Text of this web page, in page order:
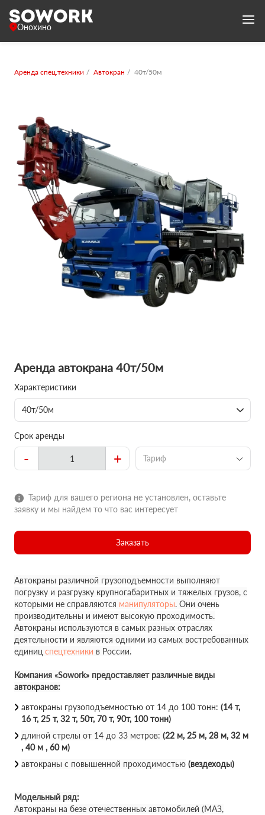
Онохино
Аренда спец.техники Автокран 40т/50м
Аренда автокрана 40т/50м
Характеристики
40т/50м
Срок аренды
- + Тариф
Тариф для вашего региона не установлен, оставьте
заявку и мы найдем то что вас интересует
Заказать
Автокраны различной грузоподъемности выполняют
погрузку и разгрузку крупногабаритных и тяжелых грузов, с
которыми не справляются манипуляторы. Они очень
производительны и имеют высокую проходимость.
Автокраны используются в самых разных отраслях
деятельности и являются одними из самых востребованных
единиц спецтехники в России.
Компания «Sowork» предоставляет различные виды
автокранов:
автокраны грузоподъемностью от 14 до 100 тонн: (14 т,
16 т, 25 т, 32 т, 50т, 70 т, 90т, 100 тонн)
длиной стрелы от 14 до 33 метров: (22 м, 25 м, 28 м, 32 м
, 40 м , 60 м)
автокраны с повышенной проходимостью (вездеходы)
Модельный ряд:
Автокраны на безе отечественных автомобилей (МАЗ,